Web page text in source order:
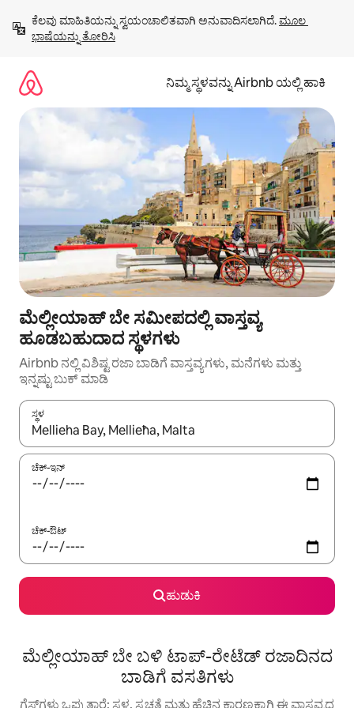
ಹೋಗಿ
ಕೆಲವು ಮಾಹಿತಿಯನ್ನು ಸ್ವಯಂಚಾಲಿತವಾಗಿ ಅನುವಾದಿಸಲಾಗಿದೆ. ಮೂಲ
ಭಾಷೆಯನ್ನು ತೋರಿಸಿ
ನಿಮ್ಮ ಸ್ಥಳವನ್ನು Airbnb ಯಲ್ಲಿ ಹಾಕಿ
ಮೆಲ್ಲೀಯಾಹ್ ಬೇ ಸಮೀಪದಲ್ಲಿ ವಾಸ್ತವ್ಯ
ಹೂಡಬಹುದಾದ ಸ್ಥಳಗಳು
Airbnb ನಲ್ಲಿ ವಿಶಿಷ್ಟ ರಜಾ ಬಾಡಿಗೆ ವಾಸ್ತವ್ಯಗಳು, ಮನೆಗಳು ಮತ್ತು
ಇನ್ನಷ್ಟು ಬುಕ್ ಮಾಡಿ
ಸ್ಥಳ
ಫಲಿತಾಂಶಗಳು ಲಭ್ಯವಿರುವಾಗ, ಅಪ್ ಮತ್ತು ಡೌನ್ ಬಾಣದ ಕೀಲಿಗಳೊಂದಿಗೆ
ಚೆಕ್-ಇನ್
ಚೆಕ್-ಔಟ್
ಹುಡುಕಿ
ಮೆಲ್ಲೀಯಾಹ್ ಬೇ ಬಳಿ ಟಾಪ್-ರೇಟೆಡ್ ರಜಾದಿನದ
ಬಾಡಿಗೆ ವಸತಿಗಳು
ಗೆಸ್ಟ್‌ಗಳು ಒಪ್ಪುತ್ತಾರೆ: ಸ್ಥಳ, ಸ್ವಚ್ಛತೆ ಮತ್ತು ಹೆಚ್ಚಿನ ಕಾರಣಕ್ಕಾಗಿ ಈ ವಾಸ್ತವ್ಯದ